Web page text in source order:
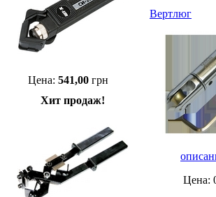
Цена: 541,00 грн
Хит продаж!
Вертлюг
Цена: